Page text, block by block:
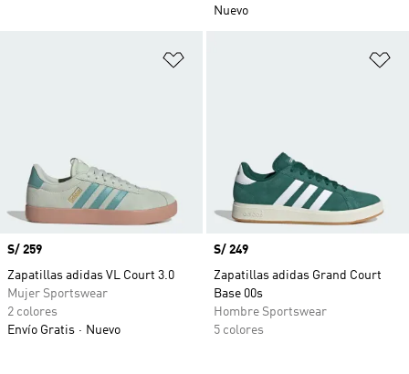
Nuevo
Precio
S/ 259
Zapatillas adidas VL Court 3.0
Mujer Sportswear
2 colores
Envío Gratis
Nuevo
Precio
S/ 249
Zapatillas adidas Grand Court
Base 00s
Hombre Sportswear
5 colores